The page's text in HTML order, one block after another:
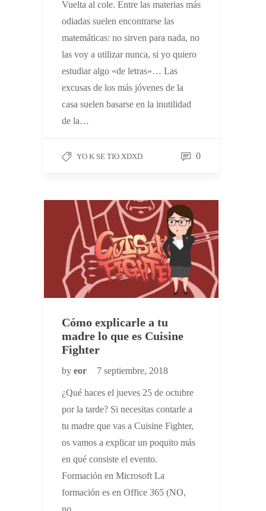
Vuelta al cole. Entre las materias más
odiadas suelen encontrarse las
matemáticas: no sirven para nada, no
las voy a utilizar nunca, si yo quiero
estudiar algo «de letras»… Las
excusas de los más jóvenes de la
casa suelen basarse en la inutilidad
de la…
YO K SE TIO XDXD 0
Cómo explicarle a tu
madre lo que es Cuisine
Fighter
by eor 7 septiembre, 2018
¿Qué haces el jueves 25 de octubre
por la tarde? Si necesitas contarle a
tu madre que vas a Cuisine Fighter,
os vamos a explicar un poquito más
en qué consiste el evento.
Formación en Microsoft La
formación es en Office 365 (NO,